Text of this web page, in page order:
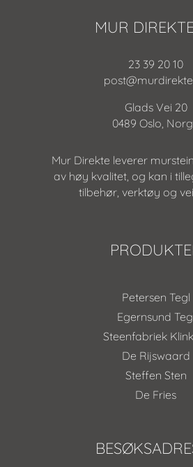
MUR
23 39 20 10
Glads Vei 20
0489 Oslo,
Mur Direkte leverer
av høy kvalitet, og kan i
tilbehør, verktøy og
Petersen Tegl
Egernsund
Steenfabriek
De Rijswaard
Steffen Sten
De Fries